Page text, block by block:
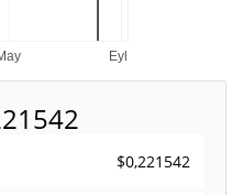
$0,221542